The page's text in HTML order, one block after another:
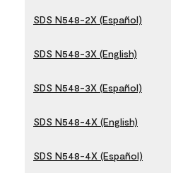
SDS N548-2X (Español)
SDS N548-3X (English)
SDS N548-3X (Español)
SDS N548-4X (English)
SDS N548-4X (Español)